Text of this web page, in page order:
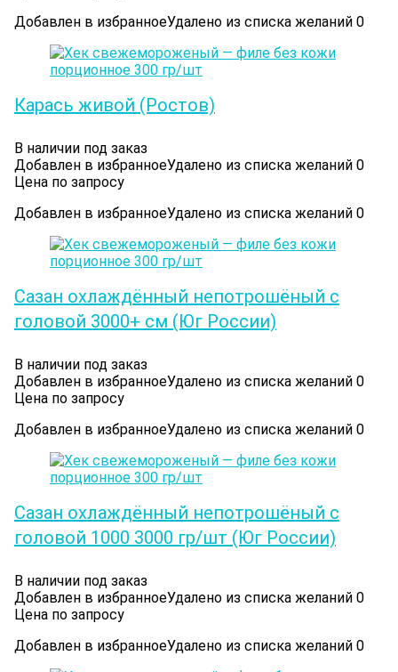
Добавлен в избранноеУдалено из списка желаний 0
Карась живой (Ростов)
В наличии под заказ
Добавлен в избранноеУдалено из списка желаний 0
Цена по запросу
Добавлен в избранноеУдалено из списка желаний 0
Сазан охлаждённый непотрошёный с
головой 3000+ см (Юг России)
В наличии под заказ
Добавлен в избранноеУдалено из списка желаний 0
Цена по запросу
Добавлен в избранноеУдалено из списка желаний 0
Сазан охлаждённый непотрошёный с
головой 1000 3000 гр/шт (Юг России)
В наличии под заказ
Добавлен в избранноеУдалено из списка желаний 0
Цена по запросу
Добавлен в избранноеУдалено из списка желаний 0